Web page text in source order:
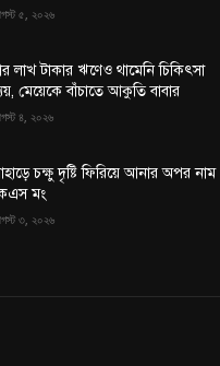
৫, ২০২৬
লাখ টাকার ঋণেও থামেনি চিকিৎসা
মেয়েকে বাঁচাতে আকুতি বাবার
৪, ২০২৬
চক্ষু দৃষ্টি ফিরিয়ে আনার অপর নাম
মং
৩, ২০২৬